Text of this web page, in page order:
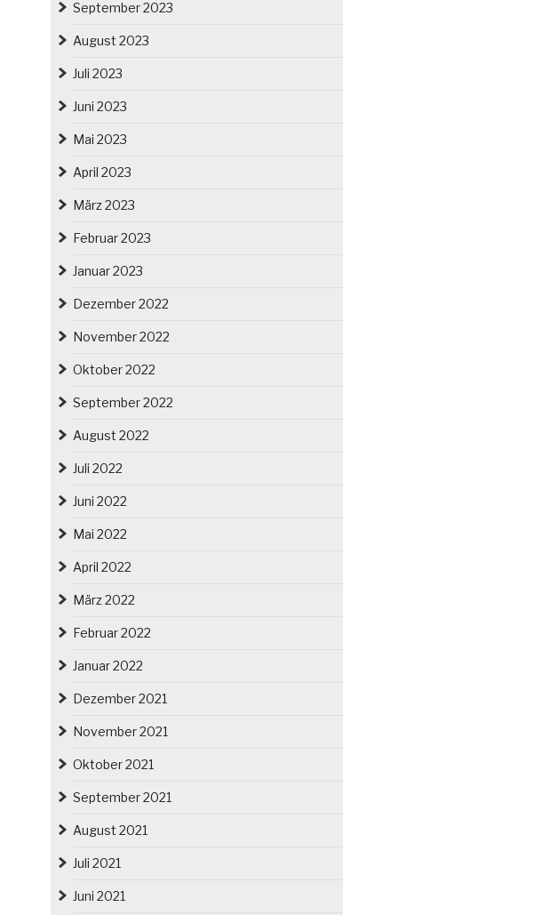
September 2023
August 2023
Juli 2023
Juni 2023
Mai 2023
April 2023
März 2023
Februar 2023
Januar 2023
Dezember 2022
November 2022
Oktober 2022
September 2022
August 2022
Juli 2022
Juni 2022
Mai 2022
April 2022
März 2022
Februar 2022
Januar 2022
Dezember 2021
November 2021
Oktober 2021
September 2021
August 2021
Juli 2021
Juni 2021